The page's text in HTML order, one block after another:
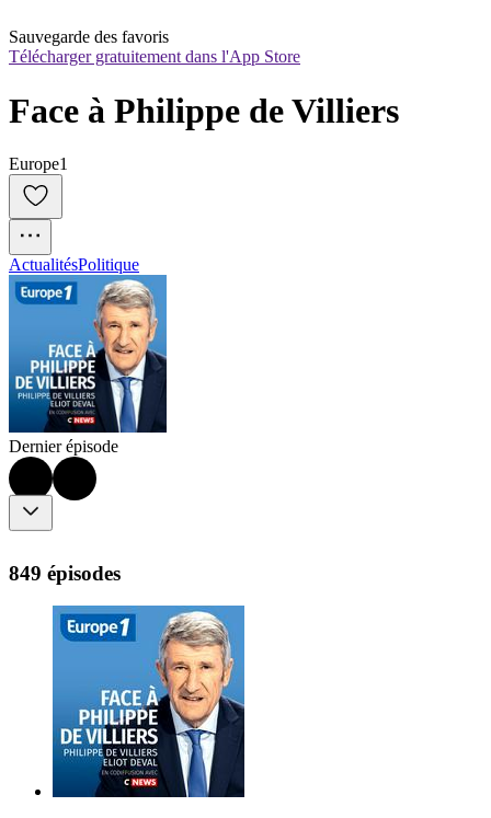
Sauvegarde des favoris
Télécharger gratuitement dans l'App Store
Face à Philippe de Villiers
Europe1
ActualitésPolitique
Dernier épisode
849 épisodes